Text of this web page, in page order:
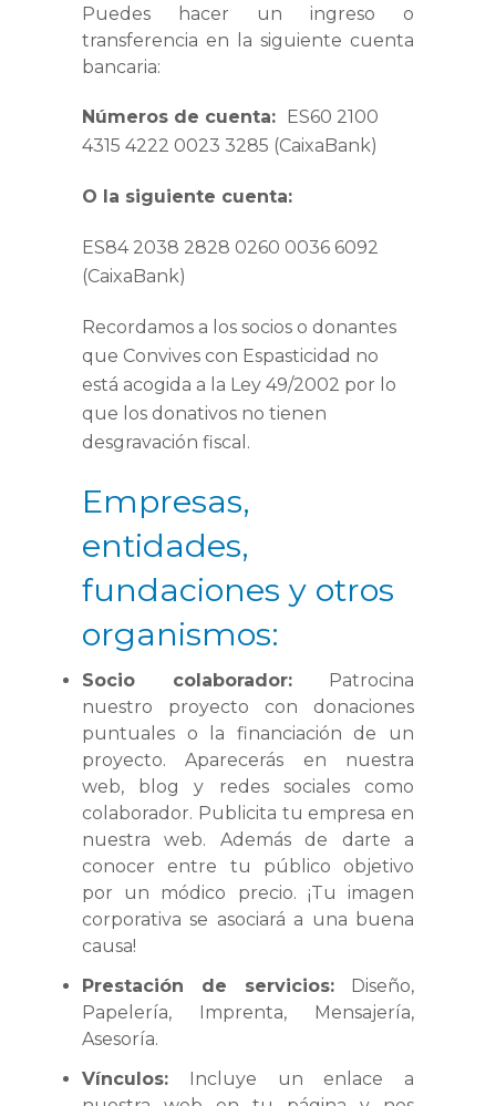
Puedes hacer un ingreso o
transferencia en la siguiente cuenta
bancaria:
Números de cuenta: ES60 2100
4315 4222 0023 3285 (CaixaBank)
O la siguiente cuenta:
ES84 2038 2828 0260 0036 6092
(CaixaBank)
Recordamos a los socios o donantes
que Convives con Espasticidad no
está acogida a la Ley 49/2002 por lo
que los donativos no tienen
desgravación fiscal.
Empresas,
entidades,
fundaciones y otros
organismos:
Socio colaborador: Patrocina
nuestro proyecto con donaciones
puntuales o la financiación de un
proyecto. Aparecerás en nuestra
web, blog y redes sociales como
colaborador. Publicita tu empresa en
nuestra web. Además de darte a
conocer entre tu público objetivo
por un módico precio. ¡Tu imagen
corporativa se asociará a una buena
causa!
Prestación de servicios: Diseño,
Papelería, Imprenta, Mensajería,
Asesoría.
Vínculos: Incluye un enlace a